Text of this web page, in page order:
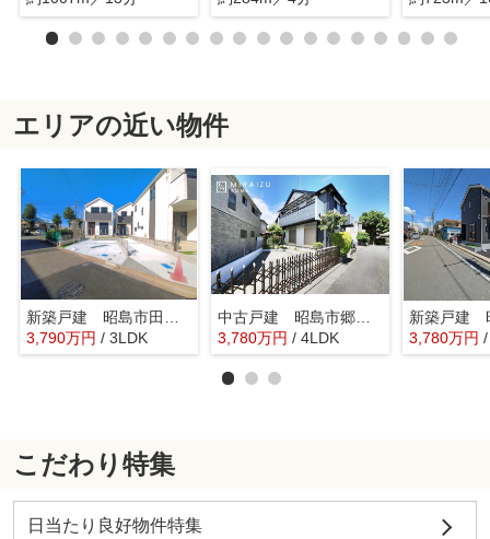
エリアの近い物件
3,790万円 / 3LDK
中古戸建 昭島市郷地町1丁目 全1棟
3,780万円 / 4LDK 3,780万円
こだわり特集
日当たり良好物件特集